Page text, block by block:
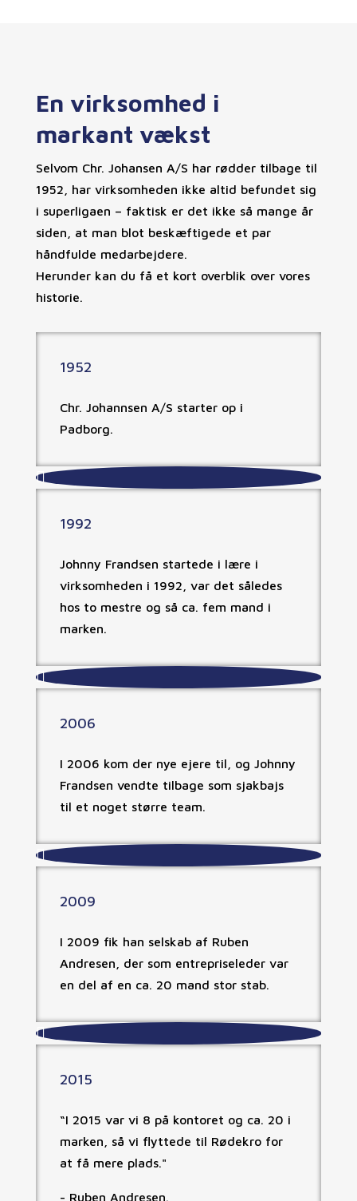
En virksomhed i
markant vækst
Selvom Chr. Johansen A/S har rødder tilbage til
1952, har virksomheden ikke altid befundet sig
i superligaen – faktisk er det ikke så mange år
siden, at man blot beskæftigede et par
håndfulde medarbejdere.
Herunder kan du få et kort overblik over vores
historie.
1952
Chr. Johannsen A/S starter op i
Padborg.

1992
Johnny Frandsen startede i lære i
virksomheden i 1992, var det således
hos to mestre og så ca. fem mand i
marken.

2006
I 2006 kom der nye ejere til, og Johnny
Frandsen vendte tilbage som sjakbajs
til et noget større team.

2009
I 2009 fik han selskab af Ruben
Andresen, der som entrepriseleder var
en del af en ca. 20 mand stor stab.

2015
“I 2015 var vi 8 på kontoret og ca. 20 i
marken, så vi flyttede til Rødekro for
at få mere plads."
- Ruben Andresen.